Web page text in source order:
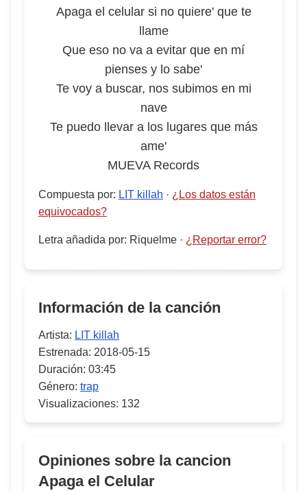
Apaga el celular si no quiere' que te
llame
Que eso no va a evitar que en mí
pienses y lo sabe'
Te voy a buscar, nos subimos en mi
nave
Te puedo llevar a los lugares que más
ame'
MUEVA Records
Compuesta por: LIT killah · ¿Los datos están
equivocados?
Letra añadida por: Riquelme · ¿Reportar error?
Información de la canción
Artista: LIT killah
Estrenada: 2018-05-15
Duración: 03:45
Género: trap
Visualizaciones: 132
Opiniones sobre la cancion
Apaga el Celular